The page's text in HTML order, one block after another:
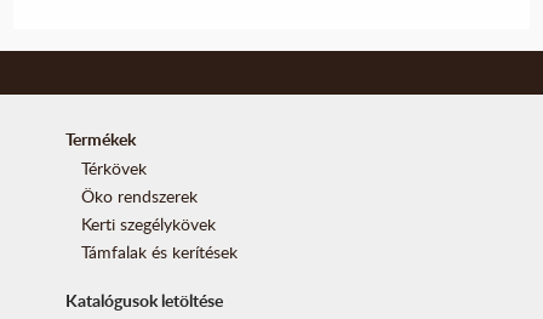
Termékek
Térkövek
Öko rendszerek
Kerti szegélykövek
Támfalak és kerítések
Katalógusok letöltése